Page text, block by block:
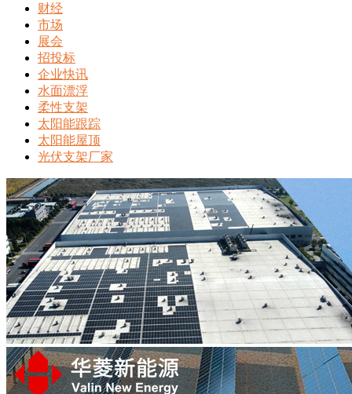
财经
市场
展会
招投标
企业快讯
水面漂浮
柔性支架
太阳能跟踪
太阳能屋顶
光伏支架厂家